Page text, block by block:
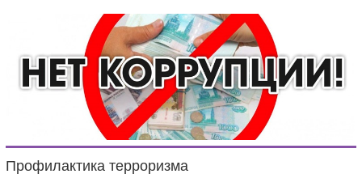
Профилактика терроризма